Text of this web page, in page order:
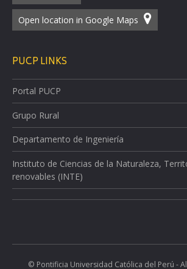
Open location in Google Maps
PUCP LINKS
Portal PUCP
Grupo Rural
Departamento de Ingeniería
Instituto de Ciencias de la Naturaleza,
renovables (INTE)
© Pontificia Universidad Católica del Perú -